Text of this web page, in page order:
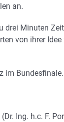
an.
drei Minuten
von ihrer Idee
im Bundesfinale.
Ing. h.c. F.